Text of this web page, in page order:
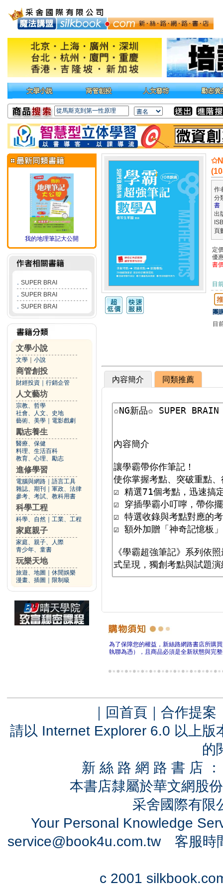
我的地理筆記大公開
． SUPER BRAI
． SUPER BRAI
． SUPER BRAI
文學小說
文學 小說
商管創投
財經投資 行銷企管
人文藝坊
宗教、哲學
社會、人文、史地
藝術、美學
電影戲劇
勵志養生
醫療、保健
料理、生活百科
教育、心理、勵志
進修學習
電腦與網路
語言工具
雜誌、期刊
軍政、法律
參考、考試、教科用書
科學工程
科學、自然 工業、工程
家庭親子
家庭、親子、人際
青少年、童書
玩樂天地
旅遊、地圖
休閒娛樂
漫畫、插圖
限制級
作
分
書
出
頁
定
優
書
目
團
目
內容簡介 同類推薦
為了保障您的權益，新絲路網路書店所購
執聯為憑），且商品必須是全新狀態與完
｜ 回首頁 ｜ 合作提案
請以 Internet Explorer 6.0 以上
的
新 絲 路 網 路 書 店
本書店隸屬於華文網股
采舍國際有
Your Personal Knowledge
service@book4u.com.tw客服時
c 2001